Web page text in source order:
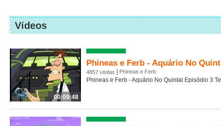
Vídeos
00:09:48
Phineas e Ferb - Aquário No
4857 visitas Phineas e Ferb
Phineas e Ferb - Aquário No Quintal Episódio 3